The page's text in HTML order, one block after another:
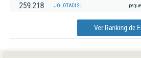
259.218 JOLOTADI SL.
Ver Ranking de